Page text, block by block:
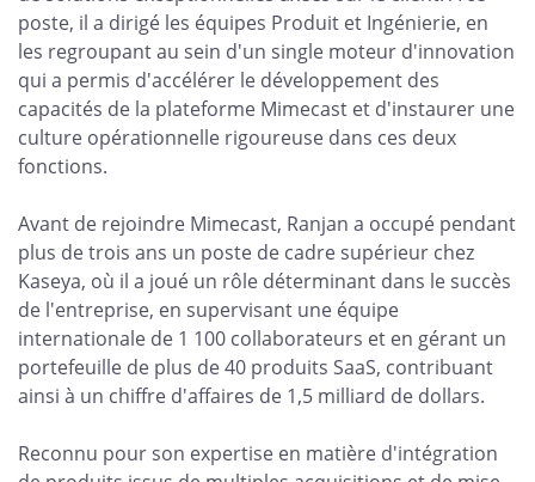
poste, il a dirigé les équipes Produit et Ingénierie, en
les regroupant au sein d'un single moteur d'innovation
qui a permis d'accélérer le développement des
capacités de la plateforme Mimecast et d'instaurer une
culture opérationnelle rigoureuse dans ces deux
fonctions.
Avant de rejoindre Mimecast, Ranjan a occupé pendant
plus de trois ans un poste de cadre supérieur chez
Kaseya, où il a joué un rôle déterminant dans le succès
de l'entreprise, en supervisant une équipe
internationale de 1 100 collaborateurs et en gérant un
portefeuille de plus de 40 produits SaaS, contribuant
ainsi à un chiffre d'affaires de 1,5 milliard de dollars.
Reconnu pour son expertise en matière d'intégration